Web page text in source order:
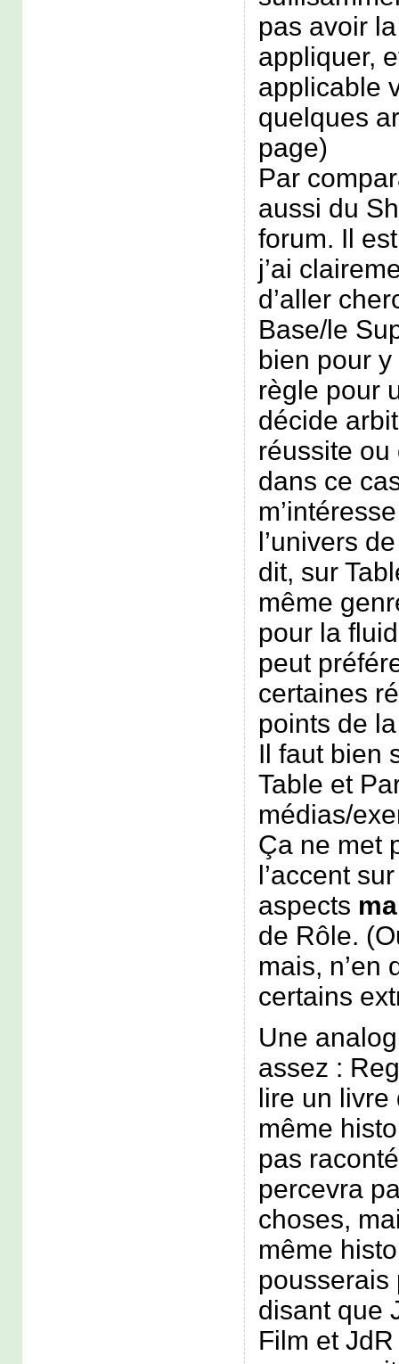
pas avoir
appliquer,
applicable
quelques
page)
Par
aussi du
forum. Il
j’ai
d’aller
Base/le
bien pour
règle pour
décide
réussite ou
dans ce
l’univers
dit, sur
même
pour la
peut
certaines
points de
Il faut bien
Table et
médias/
Ça ne met
l’accent
aspects
de Rôle.
mais, n’en
certains
Une
assez :
lire un
même
pas
percevra
choses,
même
pousserais
disant que
Film et